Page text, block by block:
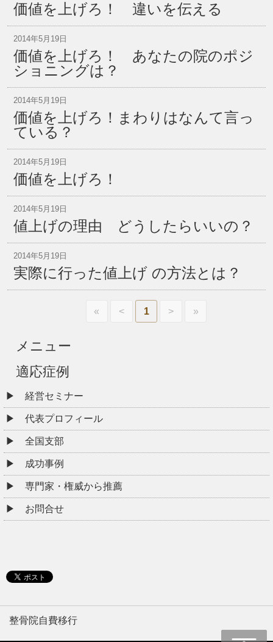
価値を上げろ！ 違いを伝える
2014年5月19日
価値を上げろ！ あなたの院のポジ
ショニングは？
2014年5月19日
価値を上げろ！まわりはなんて言っ
ている？
2014年5月19日
価値を上げろ！
2014年5月19日
値上げの理由 どうしたらいいの？
2014年5月19日
実際に行った値上げ の方法とは？
« < 1 > »
メニュー
適応症例
経営セミナー
代表プロフィール
全国支部
成功事例
専門家・権威から推薦
お問合せ
整骨院自費移行